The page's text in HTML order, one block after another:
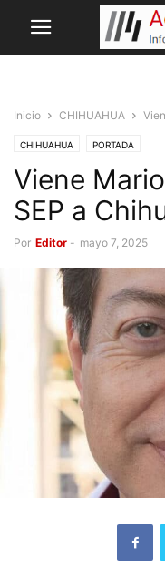
Inicio CHIHUAHUA
CHIHUAHUA PORTADA
Viene
SEP a
Por Editor - mayo 7, 2025